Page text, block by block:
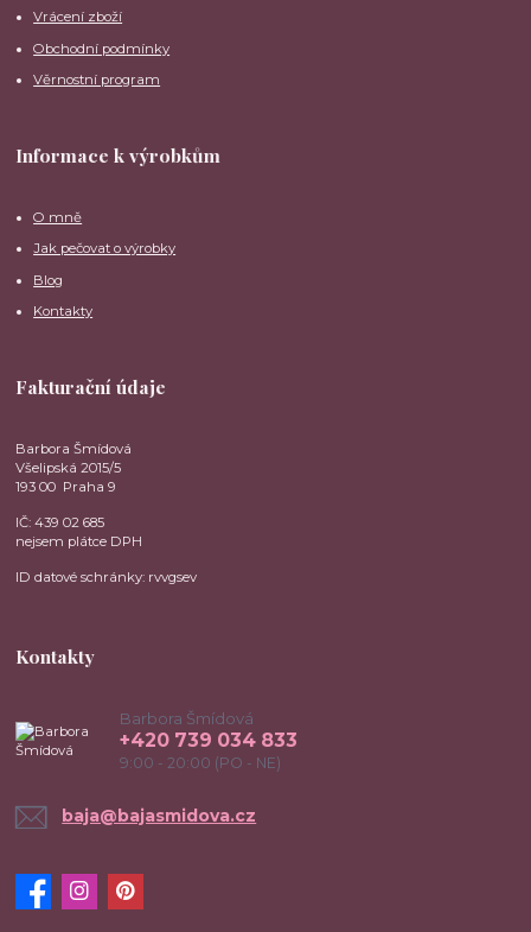
Vrácení zboží
Obchodní podmínky
Věrnostní program
Informace k výrobkům
O mně
Jak pečovat o výrobky
Blog
Kontakty
Fakturační údaje
Barbora Šmídová
Všelipská 2015/5
193 00 Praha 9
IČ: 439 02 685
nejsem plátce DPH
ID datové schránky: rvvgsev
Kontakty
Barbora Šmídová
+420 739 034 833
9:00 - 20:00 (PO - NE)
baja@bajasmidova.cz